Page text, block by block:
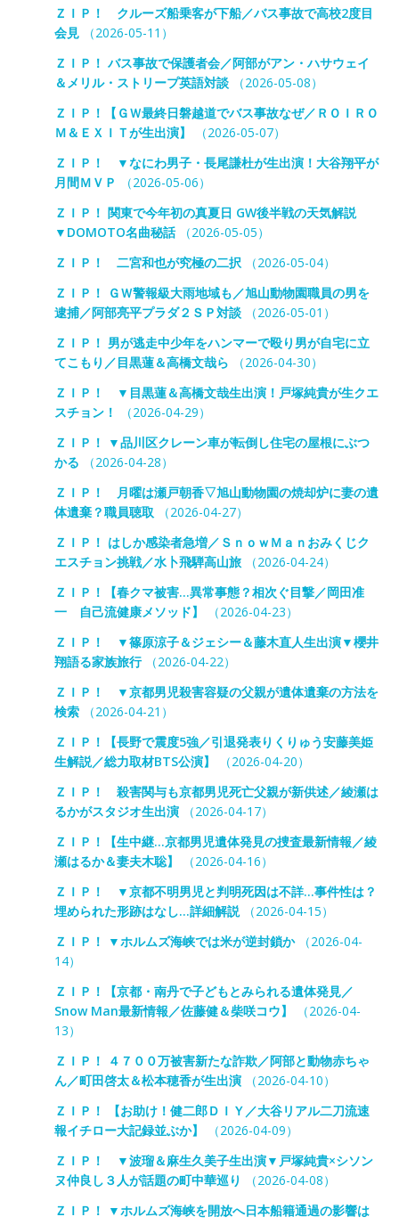
ＺＩＰ！ クルーズ船乗客が下船／バス事故で高校2度目
会見（2026-05-11）
ＺＩＰ！ バス事故で保護者会／阿部がアン・ハサウェイ
＆メリル・ストリープ英語対談（2026-05-08）
ＺＩＰ！【ＧＷ最終日磐越道でバス事故なぜ／ＲＯＩＲＯ
Ｍ＆ＥＸＩＴが生出演】
（2026-05-07）
ＺＩＰ！ ▼なにわ男子・長尾謙杜が生出演！大谷翔平が
月間ＭＶＰ
（2026-05-06）
ＺＩＰ！ 関東で今年初の真夏日 GW後半戦の天気解説
▼DOMOTO名曲秘話（2026-05-05）
ＺＩＰ！ 二宮和也が究極の二択 （2026-05-04）
ＺＩＰ！ ＧＷ警報級大雨地域も／旭山動物園職員の男を
逮捕／阿部亮平プラダ２ＳＰ対談（2026-05-01）
ＺＩＰ！ 男が逃走中少年をハンマーで殴り男が自宅に立
てこもり／目黒蓮＆高橋文哉ら （2026-04-30）
ＺＩＰ！ ▼目黒蓮＆高橋文哉生出演！戸塚純貴が生クエ
スチョン！
（2026-04-29）
ＺＩＰ！ ▼品川区クレーン車が転倒し住宅の屋根にぶつ
かる （2026-04-28）
ＺＩＰ！ 月曜は瀬戸朝香▽旭山動物園の焼却炉に妻の遺
体遺棄？職員聴取 （2026-04-27）
ＺＩＰ！ はしか感染者急増／ＳｎｏｗＭａｎおみくじク
エスチョン挑戦／水卜飛騨高山旅（2026-04-24）
ＺＩＰ！【春クマ被害…異常事態？相次ぐ目撃／岡田准
一 自己流健康メソッド】
（2026-04-23）
ＺＩＰ！ ▼篠原涼子＆ジェシー＆藤木直人生出演▼櫻井
翔語る家族旅行（2026-04-22）
ＺＩＰ！ ▼京都男児殺害容疑の父親が遺体遺棄の方法を
検索（2026-04-21）
ＺＩＰ！【長野で震度5強／引退発表りくりゅう安藤美姫
生解説／総力取材BTS公演】
（2026-04-20）
ＺＩＰ！ 殺害関与も京都男児死亡父親が新供述／綾瀬は
るかがスタジオ生出演（2026-04-17）
ＺＩＰ！【生中継…京都男児遺体発見の捜査最新情報／綾
瀬はるか＆妻夫木聡】
（2026-04-16）
ＺＩＰ！ ▼京都不明男児と判明死因は不詳…事件性は？
埋められた形跡はなし…詳細解説（2026-04-15）
ＺＩＰ！ ▼ホルムズ海峡では米が逆封鎖か（2026-04-
14）
ＺＩＰ！【京都・南丹で子どもとみられる遺体発見／
Snow Man最新情報／佐藤健＆柴咲コウ】
（2026-04-
13）
ＺＩＰ！ ４７００万被害新たな詐欺／阿部と動物赤ちゃ
ん／町田啓太＆松本穂香が生出演（2026-04-10）
ＺＩＰ！ 【お助け！健二郎ＤＩＹ／大谷リアル二刀流速
報イチロー大記録並ぶか】
（2026-04-09）
ＺＩＰ！ ▼波瑠＆麻生久美子生出演▼戸塚純貴×シソン
ヌ仲良し３人が話題の町中華巡り
（2026-04-08）
ＺＩＰ！ ▼ホルムズ海峡を開放へ日本船籍通過の影響は